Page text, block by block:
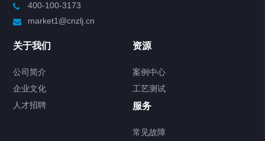
制冷加热动态控温系统
Chiller气体控温系统
400-100-3173
market1@cnzlj.cn
关于我们
公司简介
企业文化
人才招聘
资源
案例中心
工艺测试
服务
常见故障